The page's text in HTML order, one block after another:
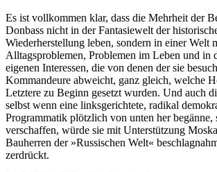
Es ist vollkommen klar, dass die Mehrheit der
Donbass nicht in der Fantasiewelt der
Wiederherstellung leben, sondern in einer Welt
Alltagsproblemen, Problemen im Leben und in
eigenen Interessen, die von denen der sie
Kommandeure abweicht, ganz gleich, welche
Letztere zu Beginn gesetzt wurden. Und auch
selbst wenn eine linksgerichtete, radikal
Programmatik plötzlich von unten her
verschaffen, würde sie mit Unterstützung
Bauherren der »Russischen Welt«
zerdrückt.